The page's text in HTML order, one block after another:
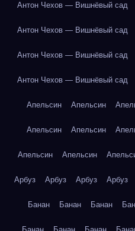
Антон Чехов — Вишнёвый сад
Антон Чехов — Вишнёвый сад
Антон Чехов — Вишнёвый сад
Антон Чехов — Вишнёвый сад
Апельсин Апельсин
Апельсин Апельсин
Апельсин Апельсин
Арбуз Арбуз Арбуз Арбуз
Банан Банан Банан